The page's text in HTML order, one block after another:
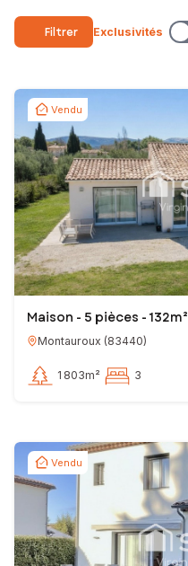
Filtrer Exclusivités
Vendu
Maison - 5 pièces - 132m²
Montauroux (83440)
1 803m² 3
Vendu